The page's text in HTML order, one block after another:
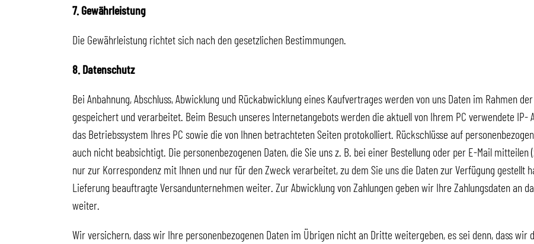
7. Gewährleistung
Die Gewährleistung richtet sich nach den gesetzlichen Bestimmungen.
8. Datenschutz
Bei Anbahnung, Abschluss, Abwicklung und Rückabwicklung eines Kaufvertrages werden von uns Daten im Rahmen
gespeichert und verarbeitet. Beim Besuch unseres Internetangebots werden die aktuell von Ihrem PC verwendete IP-
das Betriebssystem Ihres PC sowie die von Ihnen betrachteten Seiten protokolliert. Rückschlüsse auf
auch nicht beabsichtigt. Die personenbezogenen Daten, die Sie uns z. B. bei einer Bestellung oder per E-Mail
nur zur Korrespondenz mit Ihnen und nur für den Zweck verarbeitet, zu dem Sie uns die Daten zur Verfügung gestellt
Lieferung beauftragte Versandunternehmen weiter. Zur Abwicklung von Zahlungen geben wir Ihre Zahlungsdaten an
weiter.
Wir versichern, dass wir Ihre personenbezogenen Daten im Übrigen nicht an Dritte weitergeben, es sei denn, dass